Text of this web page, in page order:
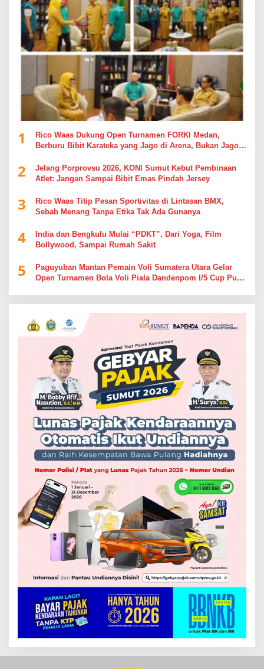
1
Rico Waas Dukung Open Turnamen FORKI Medan,
Berburu Bibit Karateka yang Jago di Arena, Bukan Jago
2
Jelang Porprovsu 2026, KONI Sumut Kebut Pembinaan
Atlet: Jangan Sampai Bibit Emas Pindah Jersey
3
Rico Waas Titip Pesan Sportivitas di Lintasan BMX,
Sebab Menang Tanpa Etika Tak Ada Gunanya
4
India dan Bengkulu Mulai “PDKT”, Dari Yoga, Film
Bollywood, Sampai Rumah Sakit
5
Paguyuban Mantan Pemain Voli Sumatera Utara Gelar
Open Turnamen Bola Voli Piala Dandenpom I/5 Cup Putra